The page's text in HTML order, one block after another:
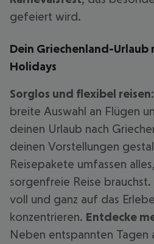
gefeiert wird.
Dein Griechenland-Urlaub
Holidays
Sorglos und flexibel reisen
breite Auswahl an Flügen
deinen Urlaub nach
deinen Vorstellungen
Reisepakete umfassen
sorgenfreie Reise
voll und ganz auf das
konzentrieren. Entdecke
Neben entspannten Tagen